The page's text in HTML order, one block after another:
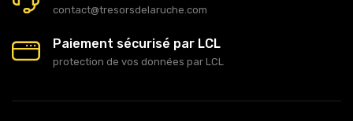
contact@tresorsdelaruche.com
Paiement sécurisé par LCL
protection de vos données par LCL